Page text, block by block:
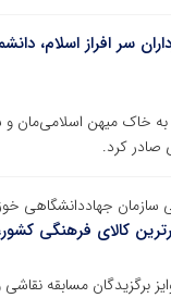
سر افراز اسلام،
خاک میهن اسلامی‌مان و
صادر کرد.
سازمان جهاددانشگاهی
کالای فرهنگی
مسابقه نقاشی